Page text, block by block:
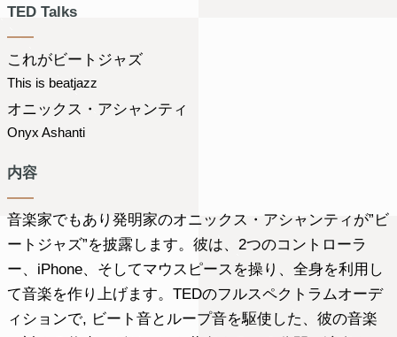
TED Talks
これがビートジャズ
This is beatjazz
オニックス・アシャンティ
Onyx Ashanti
内容
音楽家でもあり発明家のオニックス・アシャンティが”ビ
ートジャズ”を披露します。彼は、2つのコントローラ
ー、iPhone、そしてマウスピースを操り、全身を利用し
て音楽を作り上げます。TEDのフルスペクトラムオーデ
ィションで, ビート音とループ音を駆使した、彼の音楽